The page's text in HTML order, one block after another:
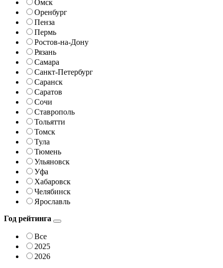
Омск
Оренбург
Пенза
Пермь
Ростов-на-Дону
Рязань
Самара
Санкт-Петербург
Саранск
Саратов
Сочи
Ставрополь
Тольятти
Томск
Тула
Тюмень
Ульяновск
Уфа
Хабаровск
Челябинск
Ярославль
Год рейтинга
Все
2025
2026